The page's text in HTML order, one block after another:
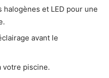
et LED pour une
avant le
votre piscine.